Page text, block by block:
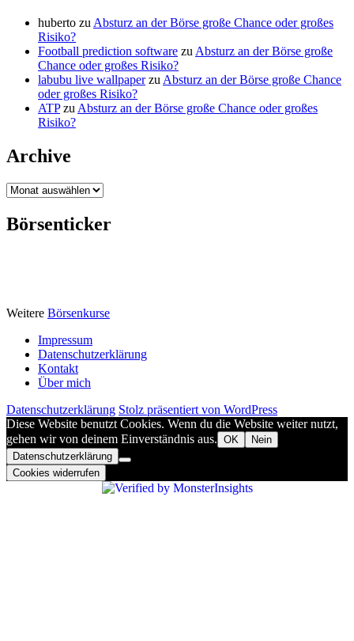
huberto zu Absturz an der Börse große Chance oder großes
Risiko?
Football prediction software zu Absturz an der Börse große
Chance oder großes Risiko?
labubu live wallpaperzu Absturz an der Börse große Chance
oder großes Risiko?
ATPzu Absturz an der Börse große Chance oder großes
Risiko?
Archive
Archive
Börsenticker
Weitere Börsenkurse
Impressum
Datenschutzerklärung
Kontakt
Über mich
Datenschutzerklärung Stolz präsentiert von WordPress
Diese Website benutzt Cookies. Wenn du die Website weiter nutzt,
gehen wir von deinem Einverständnis aus. OK
Nein
Datenschutzerklärung
Cookies widerrufen